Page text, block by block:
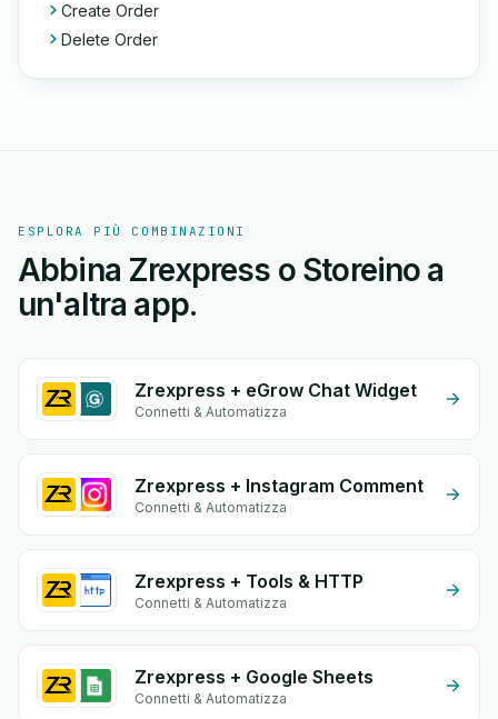
Create Order
Delete Order
ESPLORA PIÙ COMBINAZIONI
Abbina Zrexpress o Storeino a
un'altra app.
Zrexpress + eGrow Chat Widget
Connetti & Automatizza
Zrexpress + Instagram Comment
Connetti & Automatizza
Zrexpress + Tools & HTTP
Connetti & Automatizza
Zrexpress + Google Sheets
Connetti & Automatizza